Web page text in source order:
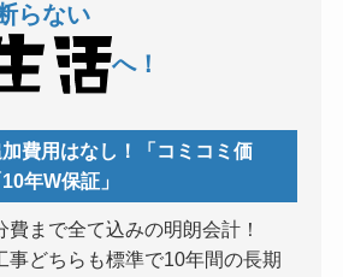
らない
へ！
費用はなし！「コミコミ価
年W保証」
まで全て込みの明朗会計！
事どちらも標準で10年間の長期